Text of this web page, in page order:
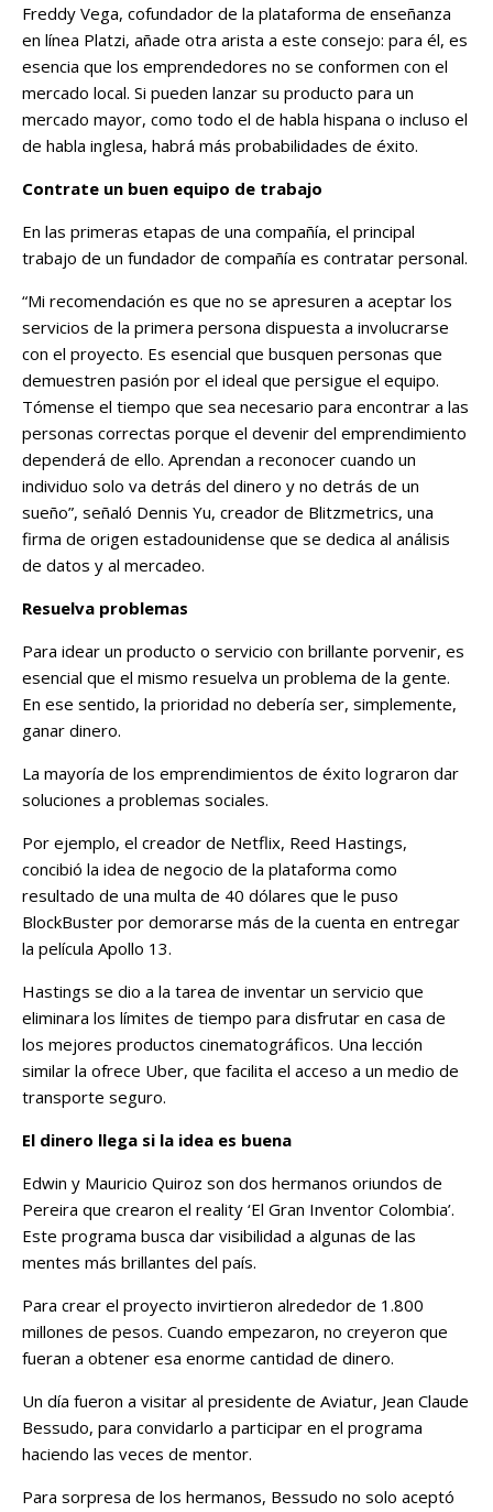
Freddy Vega, cofundador de la plataforma de enseñanza
en línea Platzi, añade otra arista a este consejo: para él, es
esencia que los emprendedores no se conformen con el
mercado local. Si pueden lanzar su producto para un
mercado mayor, como todo el de habla hispana o incluso el
de habla inglesa, habrá más probabilidades de éxito.
Contrate un buen equipo de trabajo
En las primeras etapas de una compañía, el principal
trabajo de un fundador de compañía es contratar personal.
“Mi recomendación es que no se apresuren a aceptar los
servicios de la primera persona dispuesta a involucrarse
con el proyecto. Es esencial que busquen personas que
demuestren pasión por el ideal que persigue el equipo.
Tómense el tiempo que sea necesario para encontrar a las
personas correctas porque el devenir del emprendimiento
dependerá de ello. Aprendan a reconocer cuando un
individuo solo va detrás del dinero y no detrás de un
sueño”, señaló Dennis Yu, creador de Blitzmetrics, una
firma de origen estadounidense que se dedica al análisis
de datos y al mercadeo.
Resuelva problemas
Para idear un producto o servicio con brillante porvenir, es
esencial que el mismo resuelva un problema de la gente.
En ese sentido, la prioridad no debería ser, simplemente,
ganar dinero.
La mayoría de los emprendimientos de éxito lograron dar
soluciones a problemas sociales.
Por ejemplo, el creador de Netflix, Reed Hastings,
concibió la idea de negocio de la plataforma como
resultado de una multa de 40 dólares que le puso
BlockBuster por demorarse más de la cuenta en entregar
la película Apollo 13.
Hastings se dio a la tarea de inventar un servicio que
eliminara los límites de tiempo para disfrutar en casa de
los mejores productos cinematográficos. Una lección
similar la ofrece Uber, que facilita el acceso a un medio de
transporte seguro.
El dinero llega si la idea es buena
Edwin y Mauricio Quiroz son dos hermanos oriundos de
Pereira que crearon el reality ‘El Gran Inventor Colombia’.
Este programa busca dar visibilidad a algunas de las
mentes más brillantes del país.
Para crear el proyecto invirtieron alrededor de 1.800
millones de pesos. Cuando empezaron, no creyeron que
fueran a obtener esa enorme cantidad de dinero.
Un día fueron a visitar al presidente de Aviatur, Jean Claude
Bessudo, para convidarlo a participar en el programa
haciendo las veces de mentor.
Para sorpresa de los hermanos, Bessudo no solo aceptó